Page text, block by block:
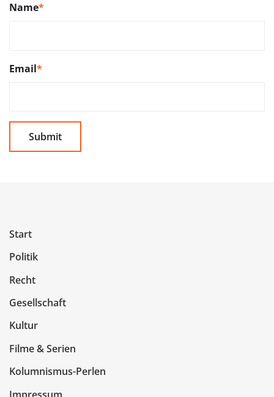
Name*
Email*
Start
Politik
Recht
Gesellschaft
Kultur
Filme & Serien
Kolumnismus-Perlen